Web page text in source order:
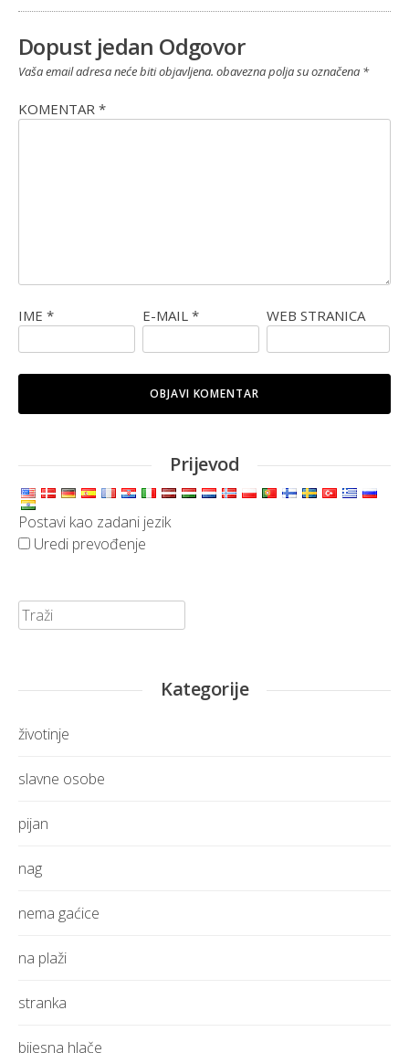
Dopust jedan Odgovor
Vaša email adresa neće biti objavljena. obavezna polja su označena *
KOMENTAR *
IME * E-MAIL * WEB STRANICA
Prijevod
Postavi kao zadani jezik
Uredi prevođenje
Traži:
Kategorije
životinje
slavne osobe
pijan
nag
nema gaćice
na plaži
stranka
bijesna hlače